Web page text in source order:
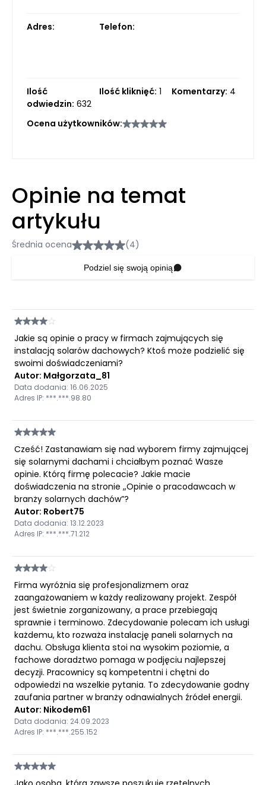
Adres: Telefon:
Ilość
odwiedzin: 632
Ilość kliknięć: 1 Komentarzy: 4
Ocena użytkowników:
Opinie na temat
artykułu
Średnia ocena (4)
Podziel się swoją opinią
Jakie są opinie o pracy w firmach zajmujących się
instalacją solarów dachowych? Ktoś może podzielić się
swoimi doświadczeniami?
Autor: Małgorzata_81
Data dodania: 16.06.2025
Adres IP: ***.***.98.80
Cześć! Zastanawiam się nad wyborem firmy zajmującej
się solarnymi dachami i chciałbym poznać Wasze
opinie. Którą firmę polecacie? Jakie macie
doświadczenia na stronie „Opinie o pracodawcach w
branży solarnych dachów”?
Autor: Robert75
Data dodania: 13.12.2023
Adres IP: ***.***.71.212
Firma wyróżnia się profesjonalizmem oraz
zaangażowaniem w każdy realizowany projekt. Zespół
jest świetnie zorganizowany, a prace przebiegają
sprawnie i terminowo. Zdecydowanie polecam ich usługi
każdemu, kto rozważa instalację paneli solarnych na
dachu. Obsługa klienta stoi na wysokim poziomie, a
fachowe doradztwo pomaga w podjęciu najlepszej
decyzji. Pracownicy są kompetentni i chętni do
odpowiedzi na wszelkie pytania. To zdecydowanie godny
zaufania partner w branży odnawialnych źródeł energii.
Autor: Nikodem61
Data dodania: 24.09.2023
Adres IP: ***.***.255.152